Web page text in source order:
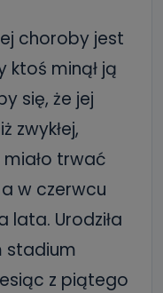
choroby jest
ktoś minął ją
się, że jej
zwykłej,
trwać
w czerwcu
lata. Urodziła
stadium
z piątego